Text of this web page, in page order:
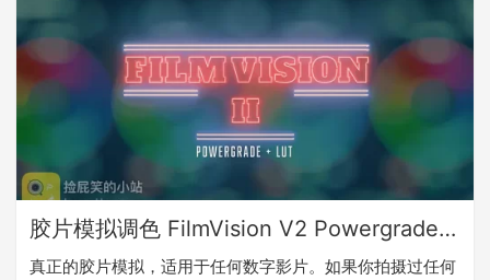
胶片模拟调色 FilmVision V2 Powergrade(达芬奇)+LUTs - 适合任何摄像机拍摄的素材
真正的胶片模拟，适用于任何数字影片。如果你拍摄过任何